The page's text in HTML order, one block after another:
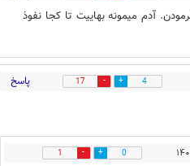
آدم میمونه بهاییت تا کجا نفوذ
4
17 پاسخ
0
1